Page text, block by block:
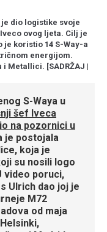
dio logistike svoje
ovog ljeta. Cilj je
koristio 14 S-Way-a
energijom.
Metallici. [SADRŽAJ |
S-Waya u
šef Iveca
na pozornici u
je postojala
koja je
su nosili logo
video poruci,
Ulrich dao joj je
M72
od maja